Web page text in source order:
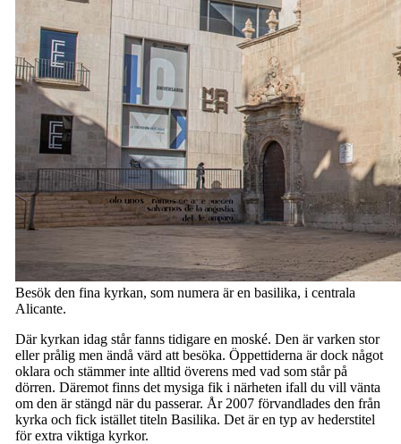
Besök den fina kyrkan, som numera är en basilika, i centrala
Alicante.
Där kyrkan idag står fanns tidigare en moské. Den är varken stor
eller prålig men ändå värd att besöka. Öppettiderna är dock något
oklara och stämmer inte alltid överens med vad som står på
dörren. Däremot finns det mysiga fik i närheten ifall du vill vänta
om den är stängd när du passerar. År 2007 förvandlades den från
kyrka och fick istället titeln Basilika. Det är en typ av hederstitel
för extra viktiga kyrkor.